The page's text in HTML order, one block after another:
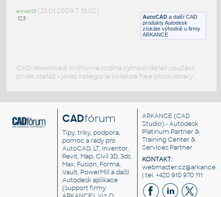
DWG Příruby AutoCAD a další CAD
produkty Autodesk
získáte výhodně u firmy
ARKANCE
annie123 (21.01.2009 7:13:02)
123
CAD download: knihovna rodina symbol detail součást
prvek stafáž výkres kategorie kolekce free block library
CADfórum
Tipy, triky, podpora,
pomoc a rady pro
AutoCAD, LT, Inventor,
Revit, Map, Civil 3D, 3ds
Max, Fusion, Forma,
Vault, PowerMill a další
Autodesk aplikace
(support firmy
ARKANCE (CAD
Studio) - Autodesk
Platinum Partner &
Training Center &
Services Partner
KONTAKT:
| tel. +420 910 970 111